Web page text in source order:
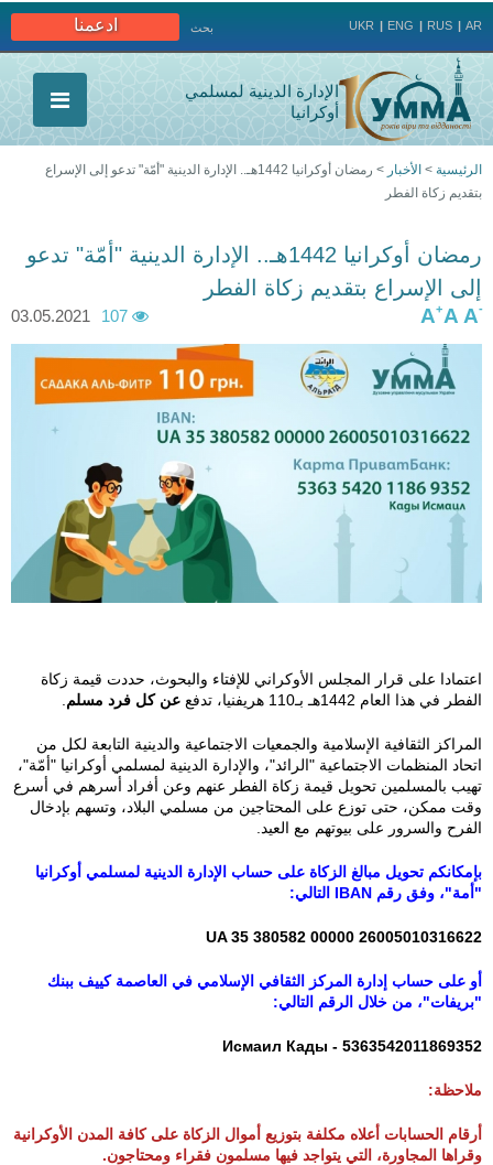
ادعمنا بحث UKR ENG RUS AR
الإدارة الدينية لمسلمي
أوكرانيا
أنت
هنا
الرئيسية > الأخبار >
رمضان أوكرانيا 1442هـ.. الإدارة الدينية "أمّة" تدعو إلى الإسراع
بتقديم زكاة الفطر
رمضان أوكرانيا 1442هـ.. الإدارة الدينية "أمّة" تدعو
إلى الإسراع بتقديم زكاة الفطر
03.05.2021 -
A
A
+
A
h
a
p
p
_
i
a
g
e
_
2
0
اعتمادا على قرار المجلس الأوكراني للإفتاء والبحوث، حددت قيمة زكاة
الفطر في هذا العام 1442هـ بـ110 هريفنيا، تدفع
عن كل فرد مسلم
المراكز الثقافية الإسلامية والجمعيات الاجتماعية والدينية التابعة لكل من
اتحاد المنظمات الاجتماعية "الرائد"، والإدارة الدينية لمسلمي أوكرانيا "أمّة"،
تهيب بالمسلمين تحويل قيمة زكاة الفطر عنهم وعن أفراد أسرهم في أسرع
وقت ممكن، حتى توزع على المحتاجين من مسلمي البلاد، وتسهم بإدخال
الفرح والسرور على بيوتهم مع العيد.
بإمكانكم تحويل مبالغ الزكاة على حساب الإدارة الدينية لمسلمي أوكرانيا
"أمة"، وفق رقم IBAN التالي:
UA 35 380582 00000 26005010316622
أو على حساب إدارة المركز الثقافي الإسلامي في العاصمة كييف ببنك
"بريفات"، من خلال الرقم التالي:
Исмаил Кады - 5363542011869352
ملاحظة:
أرقام الحسابات أعلاه مكلفة بتوزيع أموال الزكاة على كافة المدن الأوكرانية
وقراها المجاورة، التي يتواجد فيها مسلمون فقراء ومحتاجون.